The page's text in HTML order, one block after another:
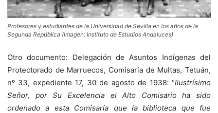
Profesores y estudiantes de la Universidad de Sevilla en los años de la
Segunda República (imagen: Instituto de Estudios Andaluces)
Otro documento: Delegación de Asuntos Indígenas del
Protectorado de Marruecos, Comisaría de Multas, Tetuán,
nº 33, expediente 17, 30 de agosto de 1938: “Ilustrísimo
Señor, por Su Excelencia el Alto Comisario ha sido
ordenado a esta Comisaría que la biblioteca que fue